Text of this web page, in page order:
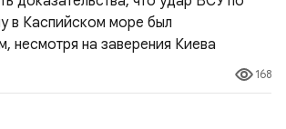
— заявил официальный
МИД Ирана Эсмаил Багаи на пресс-
3 августа.Иранская сторона
практических шагов, которые
168